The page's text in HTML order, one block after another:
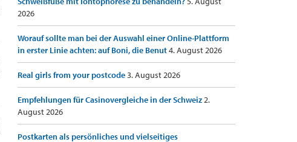
2026
Worauf sollte man bei der Auswahl einer Online-Plattform
in erster Linie achten: auf Boni, die Benut4. August 2026
Real girls from your postcode3. August 2026
Empfehlungen für Casinovergleiche in der Schweiz2.
August 2026
Postkarten als persönliches und vielseitiges